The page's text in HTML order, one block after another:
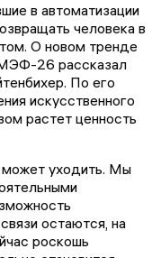
в автоматизации
человека в
О новом тренде
26 рассказал
По его
искусственного
растет ценность
может уходить. Мы
остаются, на
роскошь